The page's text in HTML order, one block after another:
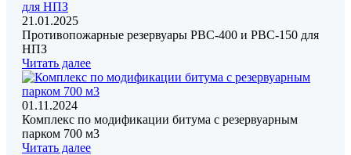
21.01.2025
Противопожарные резервуары РВС-400 и РВС-150 для
НПЗ
Читать далее
01.11.2024
Комплекс по модификации битума с резервуарным
парком 700 м3
Читать далее